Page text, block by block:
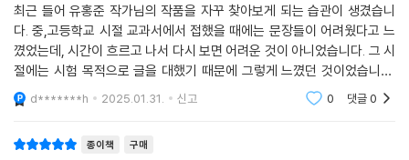
스코 세계유산에 등재하기 위해 수년 전 정비를 마쳤다. 이곳에 있는 고구
려의 대형 왕릉과 고분을 만나는 것은 대략으로도 하루가 부족할 지경이
다. 우리 역사의 자부심을 지탱하는 고구려 전성기의 유적인 태왕릉, 장군
총, 벽화고분 등 ‘무덤 순례’를 마치고 광개토대왕릉비문을 소개하는 것으
로 『국토박물관 순례』 1권은 마무리된다.
국토박물관의 문이 열린다. 역사가 나에게 다가온다!
최근 들어 유홍준 작가님의 작품을 자꾸 찾아보게 되는 습관이 생겼습니
다. 중,고등학교 시절 교과서에서 접했을 때에는 문장들이 어려웠다고 느
꼈었는데, 시간이 흐르고 나서 다시 보면 어려운 것이 아니었습니다. 그 시
절에는 시험 목적으로 글을 대했기 때문에 그렇게 느꼈던 것이었습니다.
지금은 가슴으로 이해하고 머릿속으로 상상하고 소화하고 있습니다. 훌륭
한 책입니다.
d*******h 2025.01.31. 신고 0 댓글0
종이책 구매